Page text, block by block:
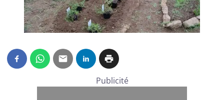
Publicité